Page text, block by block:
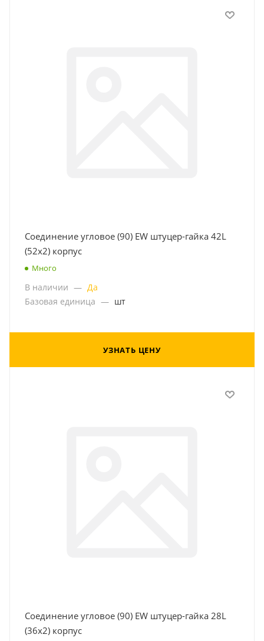
Соединение угловое (90) EW штуцер-гайка 42L
(52x2) корпус
Много
В наличии — Да
Базовая единица — шт
УЗНАТЬ ЦЕНУ
Соединение угловое (90) EW штуцер-гайка 28L
(36x2) корпус